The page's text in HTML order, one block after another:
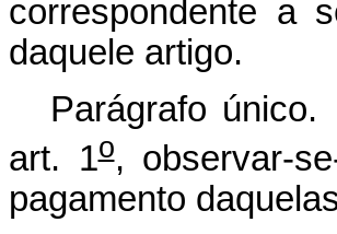
correspondente a
daquele artigo.
Parágrafo
art. 1o, observar-
pagamento